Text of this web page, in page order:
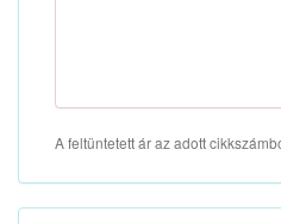
A feltüntetett ár az adott